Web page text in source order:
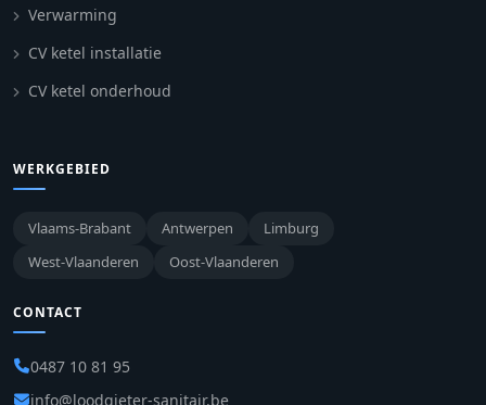
Verwarming
CV ketel installatie
CV ketel onderhoud
WERKGEBIED
Vlaams-Brabant Antwerpen
Limburg
West-Vlaanderen
Oost-Vlaanderen
CONTACT
0487 10 81 95
info@loodgieter-sanitair.be